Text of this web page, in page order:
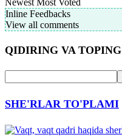
Newest Most Voted
Inline Feedbacks
View all comments
QIDIRING VA TOPING
SHE'RLAR TO'PLAMI